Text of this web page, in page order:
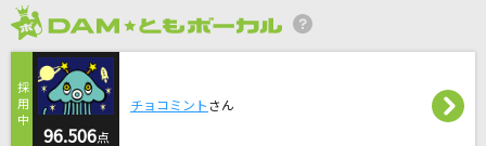
[生音]My Revolution
渡辺美里
はなびら
back number
96.506点
チョコミント さん